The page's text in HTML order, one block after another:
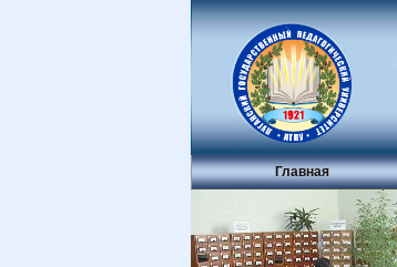
Главная